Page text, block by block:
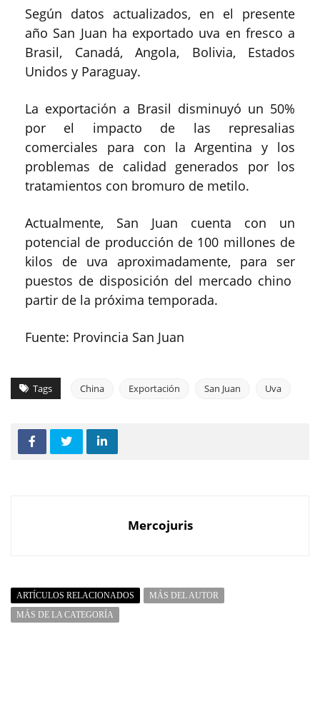
Según datos actualizados, en el presente
año San Juan ha exportado uva en fresco a
Brasil, Canadá, Angola, Bolivia, Estados
Unidos y Paraguay.
La exportación a Brasil disminuyó un 50%
por el impacto de las represalias
comerciales para con la Argentina y los
problemas de calidad generados por los
tratamientos con bromuro de metilo.
Actualmente, San Juan cuenta con un
potencial de producción de 100 millones de
kilos de uva aproximadamente, para ser
puestos de disposición del mercado chino
partir de la próxima temporada.
Fuente: Provincia San Juan
Tags China Exportación San Juan Uva
Mercojuris
ARTÍCULOS RELACIONADOS
MÁS DEL AUTOR
MÁS DE LA CATEGORÍA